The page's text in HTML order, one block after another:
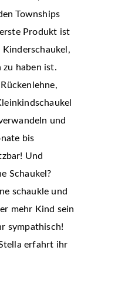
Townships
Produkt ist
Kinderschaukel,
zu haben ist.
und
bis
Und
Schaukel?
schaukle und
mehr Kind sein
sympathisch!
erfahrt ihr